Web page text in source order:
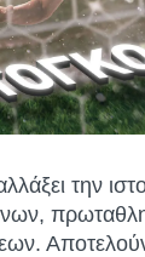
την